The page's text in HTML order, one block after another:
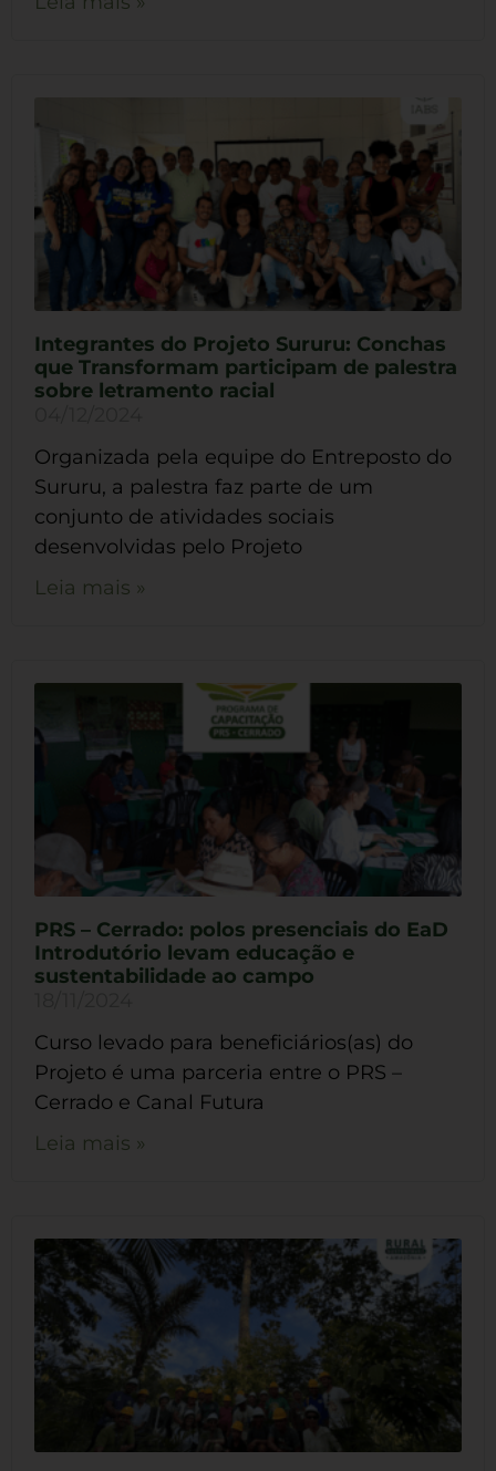
Integrantes do Projeto Sururu: Conchas
que Transformam participam de palestra
sobre letramento racial
Organizada pela equipe do Entreposto do
Sururu, a palestra faz parte de um
conjunto de atividades sociais
desenvolvidas pelo Projeto
Leia mais »
PRS – Cerrado: polos presenciais do EaD
Introdutório levam educação e
sustentabilidade ao campo
Curso levado para beneficiários(as) do
Projeto é uma parceria entre o PRS –
Cerrado e Canal Futura
Leia mais »